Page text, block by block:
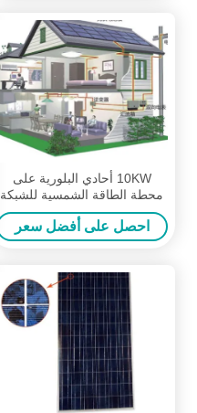
10KW أحادي البلورية على
محطة الطاقة الشمسية للشبكة
للطاقة المتجددة
احصل على أفضل سعر